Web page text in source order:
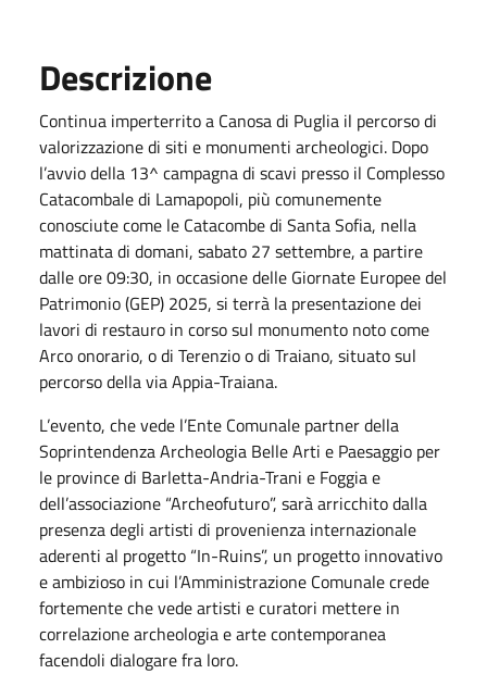
Descrizione
Continua imperterrito a Canosa di Puglia il percorso di
valorizzazione di siti e monumenti archeologici. Dopo
l’avvio della 13^ campagna di scavi presso il Complesso
Catacombale di Lamapopoli, più comunemente
conosciute come le Catacombe di Santa Sofia, nella
mattinata di domani, sabato 27 settembre, a partire
dalle ore 09:30, in occasione delle Giornate Europee del
Patrimonio (GEP) 2025, si terrà la presentazione dei
lavori di restauro in corso sul monumento noto come
Arco onorario, o di Terenzio o di Traiano, situato sul
percorso della via Appia-Traiana.
L’evento, che vede l’Ente Comunale partner della
Soprintendenza Archeologia Belle Arti e Paesaggio per
le province di Barletta-Andria-Trani e Foggia e
dell’associazione “Archeofuturo”, sarà arricchito dalla
presenza degli artisti di provenienza internazionale
aderenti al progetto “In-Ruins”, un progetto innovativo
e ambizioso in cui l’Amministrazione Comunale crede
fortemente che vede artisti e curatori mettere in
correlazione archeologia e arte contemporanea
facendoli dialogare fra loro.